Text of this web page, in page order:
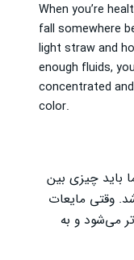
When you’re
fall somewhere
light straw and
enough fluids,
concentrated
color.
باید چیزی بین
وقتی مایعات
می‌شود و به